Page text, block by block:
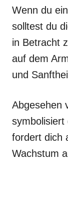
Wenn du
solltest du
in Betracht
auf dem
und
Abgesehen
symbolisiert
fordert dich
Wachstum